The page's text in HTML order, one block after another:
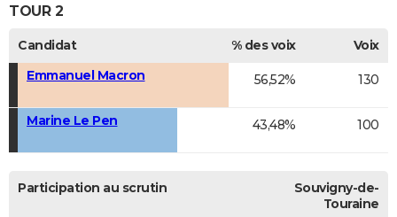
TOUR 2
Candidat % des voix
Voix
Emmanuel Macron
56,52% 130
Marine Le Pen 43,48% 100
Participation au scrutin
Souvigny-de-
Touraine